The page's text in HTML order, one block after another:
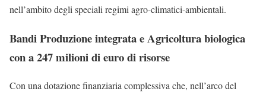
nell’ambito degli speciali regimi agro-climatici-ambientali.
Bandi Produzione integrata e Agricoltura biologica
con a 247 milioni di euro di risorse
Con una dotazione finanziaria complessiva che, nell’arco del